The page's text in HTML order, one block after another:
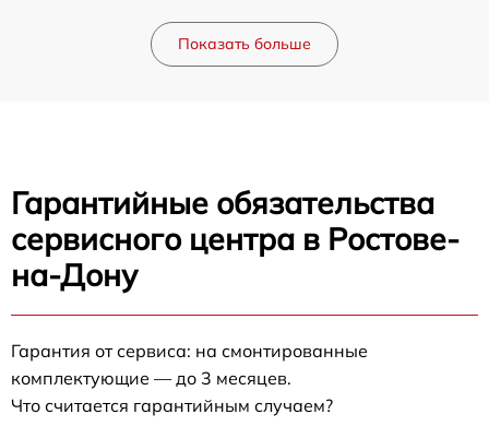
Показать больше
Гарантийные обязательства
сервисного центра в Ростове-
на-Дону
Гарантия от сервиса: на смонтированные
комплектующие — до 3 месяцев.
Что считается гарантийным случаем?